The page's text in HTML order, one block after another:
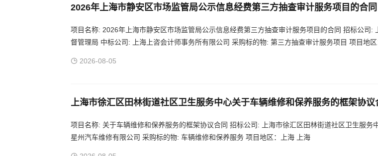
2026年上海市静安区市场监管局公示信息经费第三方抽查审计服务项目的合同
项目名称: 2026年上海市静安区市场监管局公示信息经费第三方抽查审计服务项目的合同 招标公司:
督管理局 中标公司: 上海上咨会计师事务所有限公司 采购标的物: 第三方抽查审计服务项目 项目地
2026-08-05
上海市徐汇区田林街道社区卫生服务中心关于车辆维修和保养服务的框架协议
项目名称: 关于车辆维修和保养服务的框架协议合同 招标公司: 上海市徐汇区田林街道社区卫生服务
星州汽车维修有限公司 采购标的物: 车辆维修和保养服务 项目地区：上海 上海